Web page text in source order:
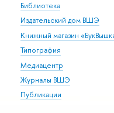
Библиотека
Издательский дом ВШЭ
Книжный магазин
Типография
Медиацентр
Журналы ВШЭ
Публикации